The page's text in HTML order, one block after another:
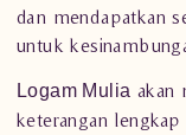
dan mendapatkan
untuk
Logam Mulia akan
keterangan